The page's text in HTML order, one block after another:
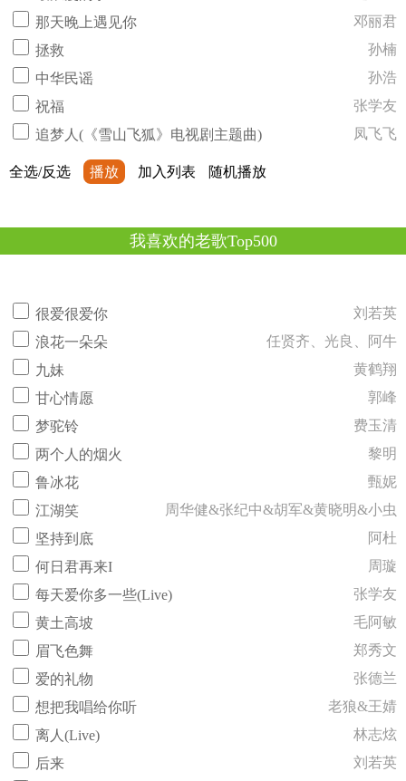
那天晚上遇见你
邓丽君
拯救
孙楠
中华民谣
孙浩
祝福
张学友
追梦人(《雪山飞狐》电视剧主题曲)
凤飞飞
全选/反选 播放 加入列表 随机播放
我喜欢的老歌Top500
很爱很爱你
刘若英
浪花一朵朵
任贤齐、光良、阿牛
九妹
黄鹤翔
甘心情愿
郭峰
梦驼铃
费玉清
两个人的烟火
黎明
鲁冰花
甄妮
江湖笑
周华健&张纪中&胡军&黄晓明&小虫
坚持到底
阿杜
何日君再来I
周璇
每天爱你多一些(Live)
张学友
黄土高坡
毛阿敏
眉飞色舞
郑秀文
爱的礼物
张德兰
想把我唱给你听
老狼&王婧
离人(Live)
林志炫
后来
刘若英